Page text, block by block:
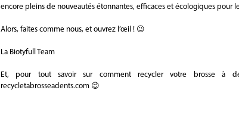
encore pleins de nouveautés étonnantes, efficaces et écologiques pour
Alors, faites comme nous, et ouvrez l’œil ! 😉
La Biotyfull Team
Et, pour tout savoir sur comment recycler votre brosse à
recycletabrosseadents.com 😉